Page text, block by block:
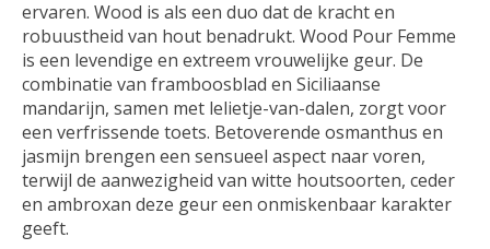
ervaren. Wood is als een duo dat de kracht en
robuustheid van hout benadrukt. Wood Pour Femme
is een levendige en extreem vrouwelijke geur. De
combinatie van framboosblad en Siciliaanse
mandarijn, samen met lelietje-van-dalen, zorgt voor
een verfrissende toets. Betoverende osmanthus en
jasmijn brengen een sensueel aspect naar voren,
terwijl de aanwezigheid van witte houtsoorten, ceder
en ambroxan deze geur een onmiskenbaar karakter
geeft.